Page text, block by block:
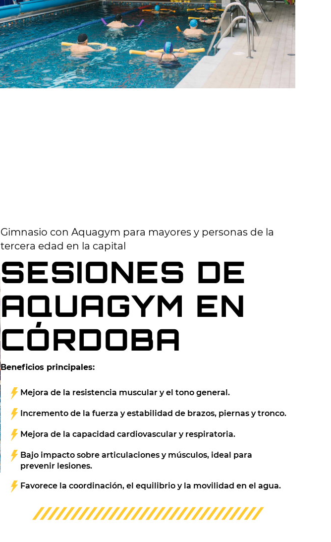
Gimnasio con Aquagym para mayores y personas de la
tercera edad en la capital
SESIONES DE
AQUAGYM EN
CÓRDOBA
Beneficios principales:
Mejora de la resistencia muscular y el tono general.
Incremento de la fuerza y estabilidad de brazos, piernas y tronco.
Mejora de la capacidad cardiovascular y respiratoria.
Bajo impacto sobre articulaciones y músculos, ideal para
prevenir lesiones.
Favorece la coordinación, el equilibrio y la movilidad en el agua.